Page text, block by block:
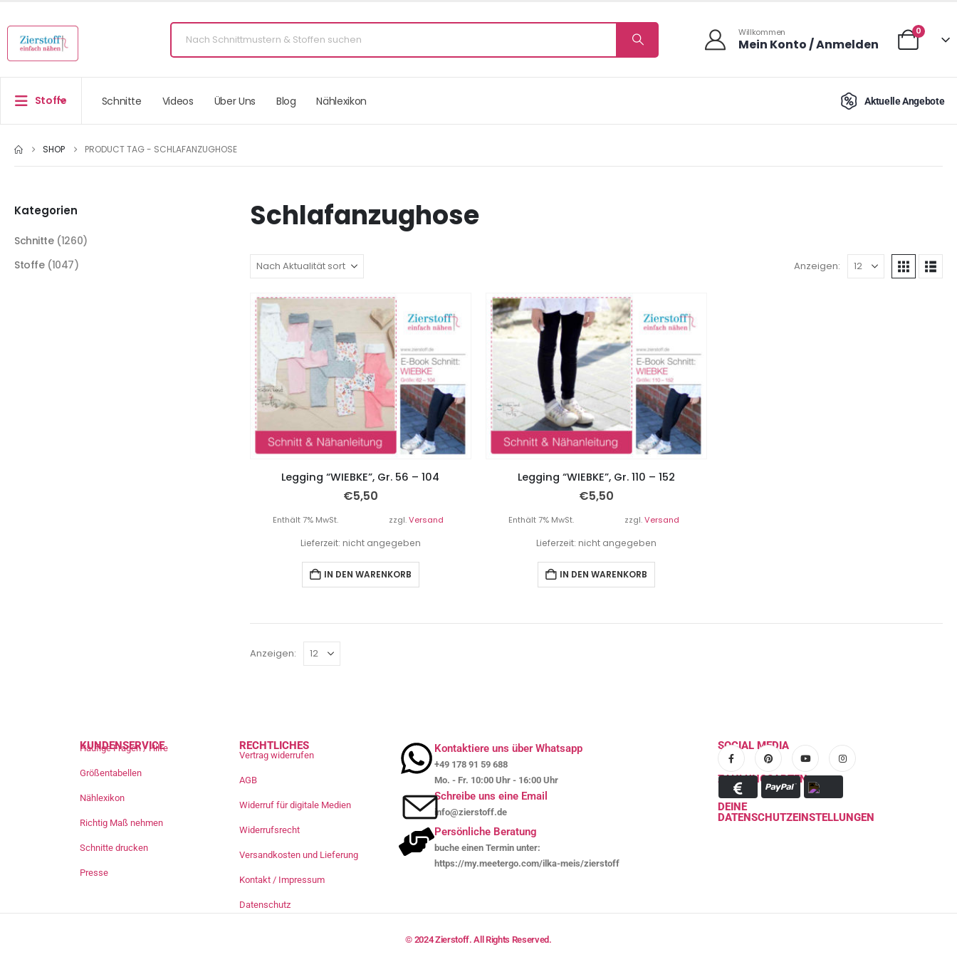
Willkommen
Mein Konto / Anmelden
0
Stoffe Schnitte Videos Über Uns Blog Nählexikon Aktuelle Angebote
SHOP PRODUCT TAG - SCHLAFANZUGHOSE
Schlafanzughose
Anzeigen:
Legging “WIEBKE”, Gr. 56 – 104
€5,50
Enthält 7% MwSt. zzgl.Versand
Lieferzeit: nicht angegeben
IN DEN WARENKORB
Legging “WIEBKE”, Gr. 110 – 152
€5,50
Enthält 7% MwSt. zzgl.Versand
Lieferzeit: nicht angegeben
IN DEN WARENKORB
Anzeigen:
Kategorien
Schnitte (1260)
Stoffe (1047)
KUNDENSERVICE
Häufige Fragen / Hilfe
Größentabellen
Nählexikon
Richtig Maß nehmen
Schnitte drucken
Presse
RECHTLICHES
Vertrag widerrufen
AGB
Widerruf für digitale Medien
Widerrufsrecht
Versandkosten und Lieferung
Kontakt / Impressum
Datenschutz
Kontaktiere uns über Whatsapp
+49 178 91 59 688
Mo. - Fr. 10:00 Uhr - 16:00 Uhr
Schreibe uns eine Email
info@zierstoff.de
Persönliche Beratung
buche einen Termin unter:
https://my.meetergo.com/ilka-meis/zierstoff
SOCIAL MEDIA
ZAHLUNGSARTEN
DEINE
DATENSCHUTZEINSTELLUNGEN
© 2024 Zierstoff. All Rights Reserved.